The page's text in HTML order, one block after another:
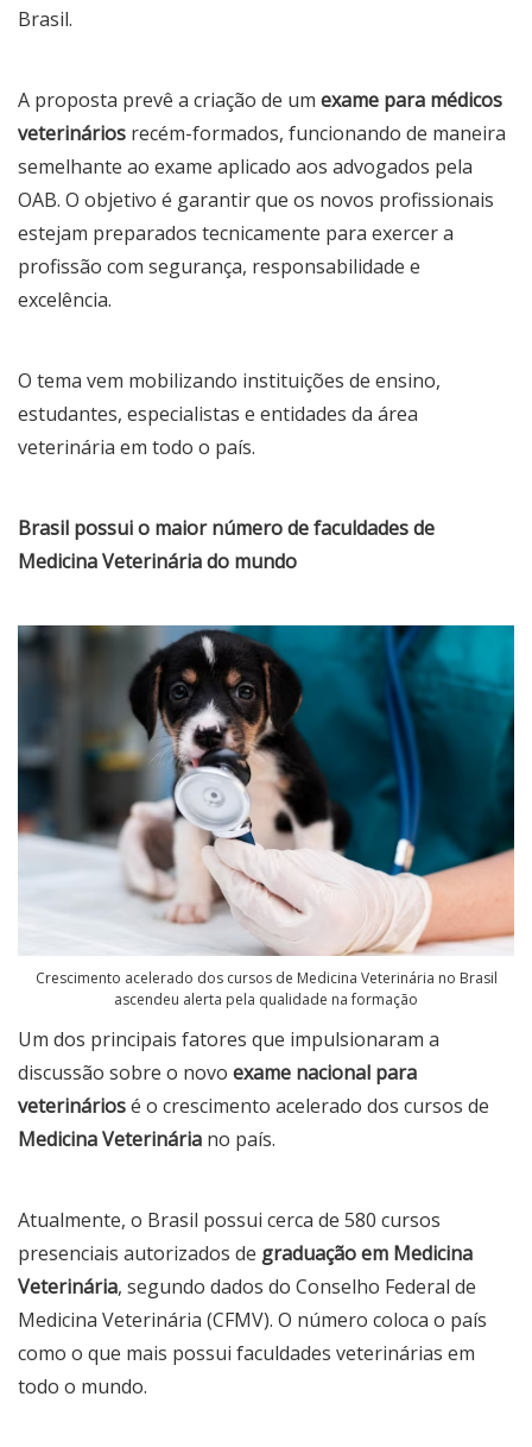
Brasil.
A proposta prevê a criação de um exame para médicos
veterinários recém-formados, funcionando de maneira
semelhante ao exame aplicado aos advogados pela
OAB. O objetivo é garantir que os novos profissionais
estejam preparados tecnicamente para exercer a
profissão com segurança, responsabilidade e
excelência.
O tema vem mobilizando instituições de ensino,
estudantes, especialistas e entidades da área
veterinária em todo o país.
Brasil possui o maior número de faculdades de
Medicina Veterinária do mundo
Crescimento acelerado dos cursos de Medicina Veterinária no Brasil
ascendeu alerta pela qualidade na formação
Um dos principais fatores que impulsionaram a
discussão sobre o novo exame nacional para
veterináriosé o crescimento acelerado dos cursos de
Medicina Veterinária no país.
Atualmente, o Brasil possui cerca de 580 cursos
presenciais autorizados de graduação em Medicina
Veterinária, segundo dados do Conselho Federal de
Medicina Veterinária (CFMV). O número coloca o país
como o que mais possui faculdades veterinárias em
todo o mundo.